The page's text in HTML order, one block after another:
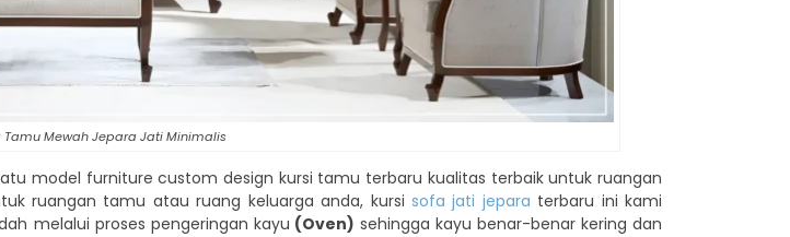
Tamu Mewah Jepara Jati Minimalis
model furniture custom design kursi tamu terbaru kualitas terbaik untuk ruangan
ruangan tamu atau ruang keluarga anda, kursi sofa jati jepara terbaru ini kami
melalui proses pengeringan kayu (Oven) sehingga kayu benar-benar kering dan